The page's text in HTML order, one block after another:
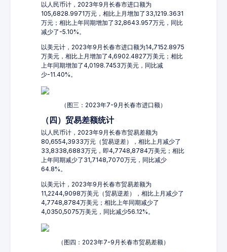
以人民币计，2023年9月长春市进口额为
105,6828.9971万元，相比上月增加了33,1219.3631
万元；相比上年同期增加了32,8643.957万元，同比
减少了-5.10%。
以美元计，2023年9月长春市进口额为14,7152.8975
万美元，相比上月增加了4,6902.4827万美元；相比
上年同期增加了4,0198.7453万美元，同比减
少-11.40%。
（图三：2023年7-9月长春市进口额）
（四）贸易差额统计
以人民币计，2023年9月长春市贸易差额为
80,6554,3933万元（贸易逆差），相比上月减少了
33,8338,6883万元，即4,7748,8784万美元；相比
上年同期减少了31,7148,7070万元，同比减少
64.8%。
以美元计，2023年9月长春市贸易差额为
11,2244,9098万美元（贸易逆差），相比上月减少了
4,7748,8784万美元；相比上年同期减少了
4,0350,5075万美元，同比减少56.12%。
（图四：2023年7-9月长春市贸易差额）